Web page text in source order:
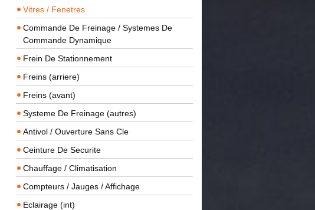
Vitres / Fenetres
Commande De Freinage / Systemes De
Commande Dynamique
Frein De Stationnement
Freins (arriere)
Freins (avant)
Systeme De Freinage (autres)
Antivol / Ouverture Sans Cle
Ceinture De Securite
Chauffage / Climatisation
Compteurs / Jauges / Affichage
Eclairage (int)